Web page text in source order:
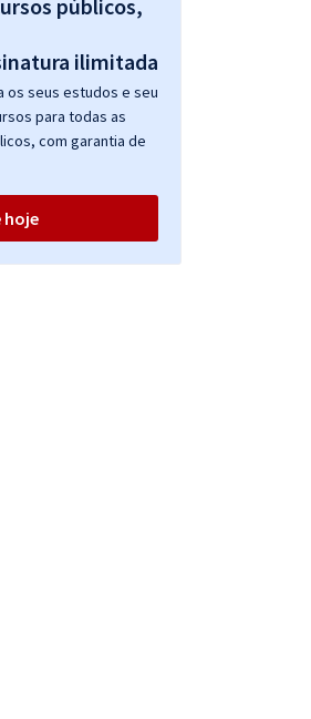
públicos,
os seus estudos e seu
para todas as
com garantia de
hoje